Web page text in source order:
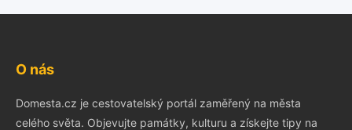
O nás
Domesta.cz je cestovatelský portál zaměřený na města
celého světa. Objevujte památky, kulturu a získejte tipy na